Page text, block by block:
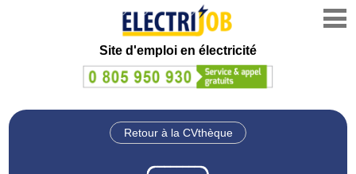
Site d'emploi en électricité
Retour à la CVthèque